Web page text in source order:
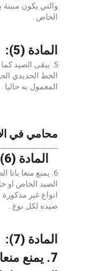
والتي يكون مبينة
الخاص .
المادة (5):
5. يبقى الصيد
الخط الحديدي
المعمول به حاليا .
محامي في
المادة (6):
6. يمنع منعا
الصيد الخاص او
انواع غير
صيده لكل نوع .
المادة (7):
7. يمنع منعا باتا الصيد في منطقة